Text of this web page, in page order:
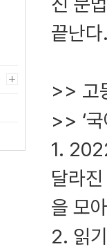
끝난
>> 고
>> ‘
1.
달라
을 모
2. 읽